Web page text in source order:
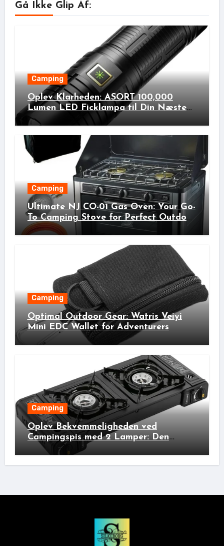
Gå Ikke Glip Af:
Camping
Oplev Klarheden: ASORT 100,000
Lumen LED Ficklampa til Din Næste
Udendørs Eventyr!
Camping
Ultimate NJ CO-01 Gas Oven: Your Go-
To Camping Stove for Perfect Outdoor
Cooking!
Camping
Optimal Outdoor Gear: Watris Veiyi
Mini EDC Wallet for Adventurers
Camping
Oplev Bekvemmeligheden ved
Campingspis med 2 Lamper: Den
Ideelle Bivakpartner!